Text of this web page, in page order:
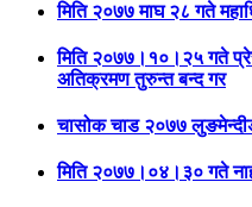
मिति २०७७ माघ २८ गते
मिति २०७७।१०।२५ गते
अतिक्रमण तुरुन्त बन्द गर
चासोक चाड २०७७
मिति २०७७।०४।३० गते